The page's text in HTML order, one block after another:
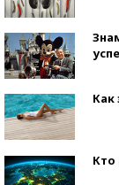
Как
Кто